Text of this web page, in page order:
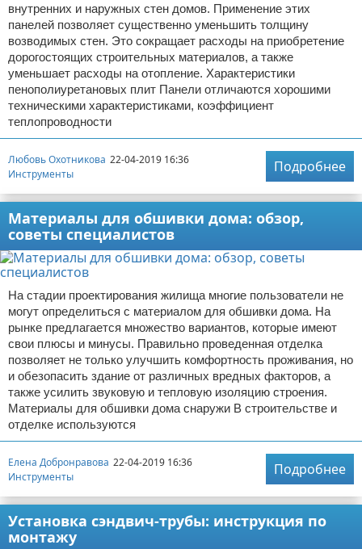
внутренних и наружных стен домов. Применение этих
панелей позволяет существенно уменьшить толщину
возводимых стен. Это сокращает расходы на приобретение
дорогостоящих строительных материалов, а также
уменьшает расходы на отопление. Характеристики
пенополиуретановых плит Панели отличаются хорошими
техническими характеристиками, коэффициент
теплопроводности
Любовь Охотникова 22-04-2019 16:36
Инструменты
Подробнее
Материалы для обшивки дома: обзор,
советы специалистов
На стадии проектирования жилища многие пользователи не
могут определиться с материалом для обшивки дома. На
рынке предлагается множество вариантов, которые имеют
свои плюсы и минусы. Правильно проведенная отделка
позволяет не только улучшить комфортность проживания, но
и обезопасить здание от различных вредных факторов, а
также усилить звуковую и тепловую изоляцию строения.
Материалы для обшивки дома снаружи В строительстве и
отделке используются
Елена Добронравова 22-04-2019 16:36
Инструменты
Подробнее
Установка сэндвич-трубы: инструкция по
монтажу